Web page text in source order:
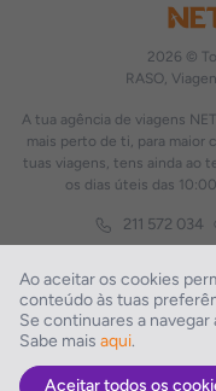
Ao aceitar os cookies
conteúdo às tuas
Se continuares a
Sabe mais aqui.
Aceitar todos os
2026 ©
RASO,
A tua agência de viagens
mais perto de ti, para maior
tuas viagens, tens ainda ao
os dias úteis das
211 572 034